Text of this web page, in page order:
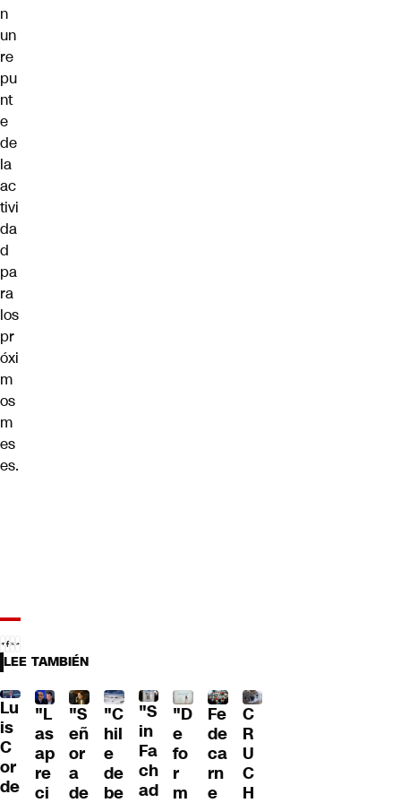
n
un
re
pu
nt
e
de
la
ac
tivi
da
d
pa
ra
los
pr
óxi
m
os
m
es
es.
LEE TAMBIÉN
Lu
is
C
or
de
"L
as
ap
re
ci
"S
eñ
or
a
de
"C
hil
e
de
be
"S
in
Fa
ch
ad
"D
e
fo
r
m
Fe
de
ca
rn
e
C
R
U
C
H